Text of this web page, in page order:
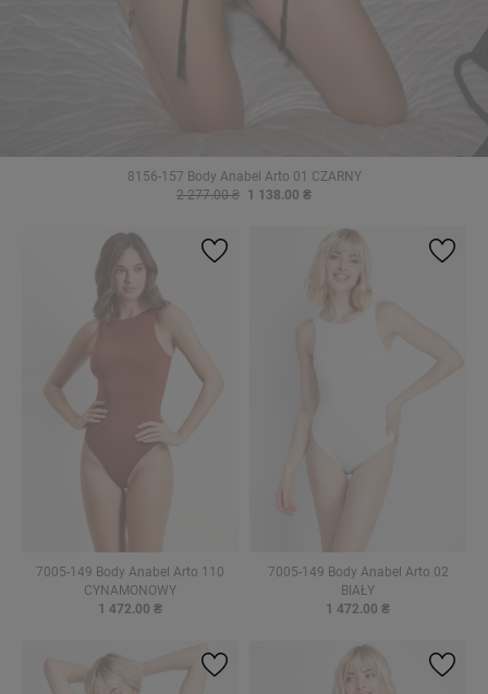
8156-157 Body Anabel Arto 01 CZARNY
2 277.00 ₴ 1 138.00 ₴
7005-149 Body Anabel Arto 110
CYNAMONOWY
1 472.00 ₴
7005-149 Body Anabel Arto 02
BIAŁY
1 472.00 ₴